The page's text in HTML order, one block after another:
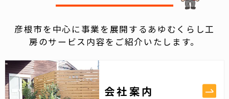
彦根市を中心に事業を展開するあゆむくらし工
房のサービス内容をご紹介いたします。
会社案内